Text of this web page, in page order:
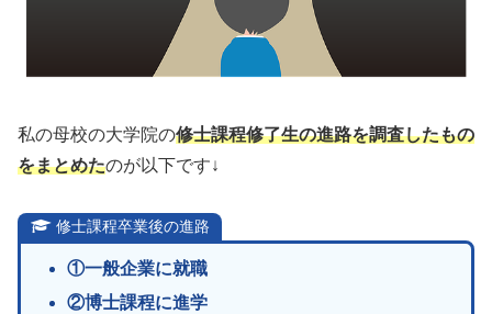
私の母校の大学院の修士課程修了生の進路を調査したもの
をまとめたのが以下です↓
修士課程卒業後の進路
①一般企業に就職
②博士課程に進学